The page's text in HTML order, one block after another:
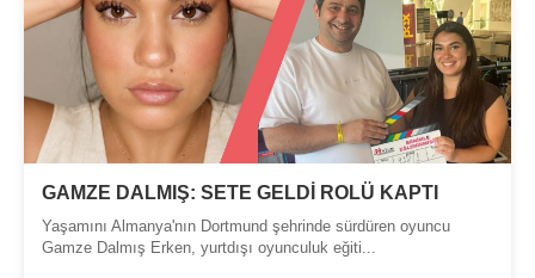
GAMZE DALMIŞ: SETE GELDİ ROLÜ KAPTI
Yaşamını Almanya'nın Dortmund şehrinde sürdüren oyuncu
Gamze Dalmış Erken, yurtdışı oyunculuk eğiti...